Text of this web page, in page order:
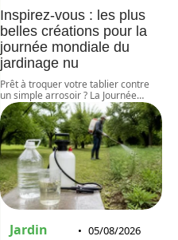
Inspirez-vous : les plus
belles créations pour la
journée mondiale du
jardinage nu
Prêt à troquer votre tablier contre
un simple arrosoir ? La Journée…
Jardin 05/08/2026